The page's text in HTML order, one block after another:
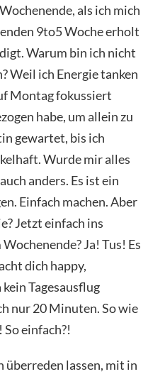
als ich mich
9to5 Woche erholt
Warum bin ich nicht
Weil ich Energie tanken
Montag fokussiert
habe, um allein zu
gewartet, bis ich
Wurde mir alles
anders. Es ist ein
Einfach machen. Aber
Jetzt einfach ins
Ja! Tus! Es
dich happy,
Tagesausflug
nur 20 Minuten. So wie
So einfach?!
überreden lassen, mit in